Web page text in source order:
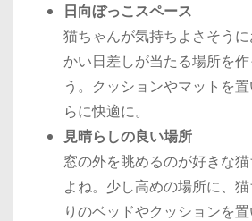
日向ぼっこスペース
猫ちゃんが気持ちよさそう
かい日差しが当たる場所を
う。クッションやマットを
らに快適に。
見晴らしの良い場所
窓の外を眺めるのが好きな
よね。少し高めの場所に、
りのベッドやクッションを